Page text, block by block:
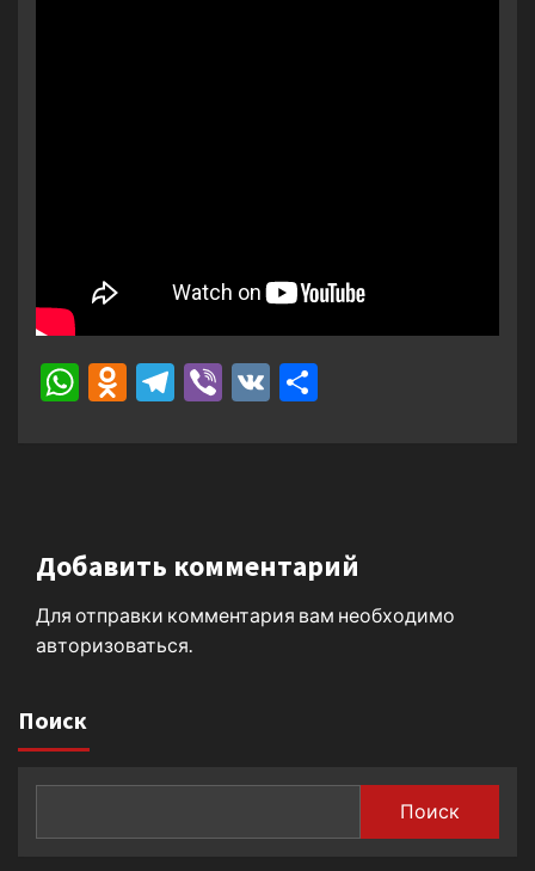
WhatsApp
Odnoklassniki
Telegram
Viber
VK
Добавить комментарий
Для отправки комментария вам необходимо
авторизоваться
Поиск
Поиск